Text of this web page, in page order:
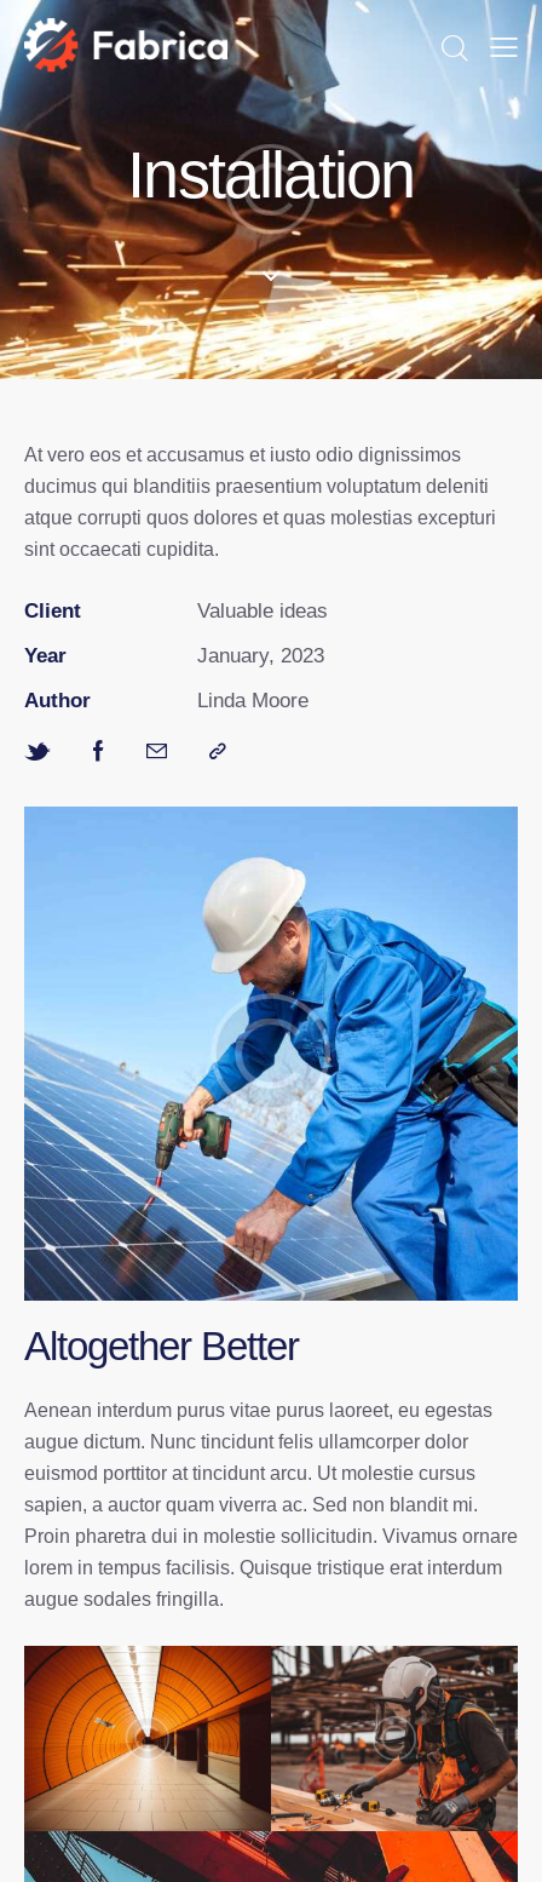
Installation
Altogether Better
Aenean interdum purus vitae purus laoreet, eu egestas
augue dictum. Nunc tincidunt felis ullamcorper dolor
euismod porttitor at tincidunt arcu. Ut molestie cursus
sapien, a auctor quam viverra ac. Sed non blandit mi.
Proin pharetra dui in molestie sollicitudin. Vivamus ornare
lorem in tempus facilisis. Quisque tristique erat interdum
augue sodales fringilla.
At vero eos et accusamus et iusto odio dignissimos
ducimus qui blanditiis praesentium voluptatum deleniti
atque corrupti quos dolores et quas molestias excepturi
sint occaecati cupidita.
Client
Valuable ideas
Year
January, 2023
Author
Linda Moore